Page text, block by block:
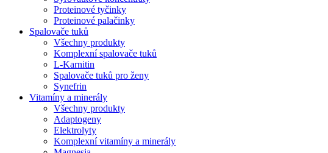
Proteinové tyčinky
Proteinové palačinky
Spalovače tuků
Všechny produkty
Komplexní spalovače tuků
L-Karnitin
Spalovače tuků pro ženy
Synefrin
Vitamíny a minerály
Všechny produkty
Adaptogeny
Elektrolyty
Komplexní vitamíny a minerály